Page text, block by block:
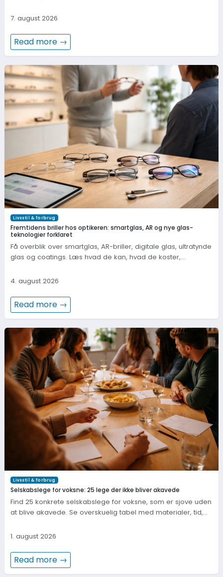
7. august 2026
Read more →
Livsstil & forbrug
Fremtidens briller hos optikeren: smartglas, AR og nye glas-
teknologier forklaret
Få overblik over smartglas, AR-briller, digitale glas, ultratynde
glas og coatings. Læs hvad de kan, hvad de koster,…
4. august 2026
Read more →
Livsstil & forbrug
Selskabslege for voksne: 25 lege der ikke bliver akavede
Find 25 konkrete selskabslege for voksne, som er sjove uden
at blive akavede. Se overskuelig tabel med materialer, tid,…
1. august 2026
Read more →